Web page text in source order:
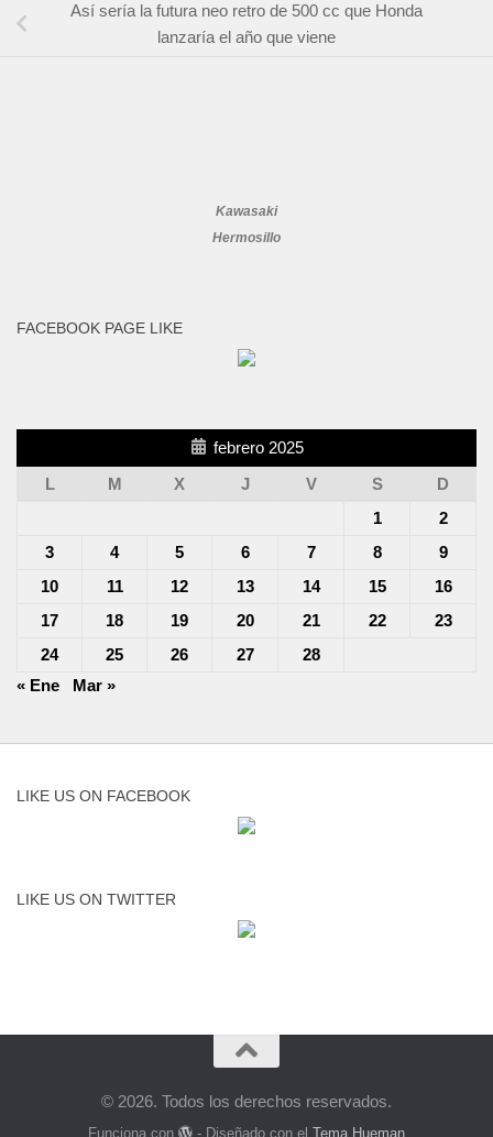
Así sería la futura neo retro de 500 cc que Honda
lanzaría el año que viene
Kawasaki
Hermosillo
FACEBOOK PAGE LIKE
febrero 2025
L
M X J V S
D
1
2
3
4 5 6 7 8
9
10
11 12 13 14 15
16
17
18 19 20 21 22
23
24
25 26 27
28
« Ene
Mar »
LIKE US ON FACEBOOK
LIKE US ON TWITTER
© 2026. Todos los derechos reservados.
Funciona con - Diseñado con elTema Hueman